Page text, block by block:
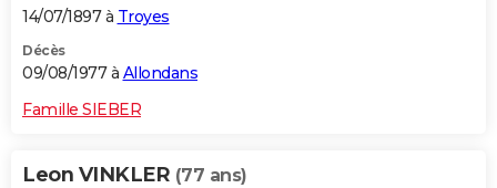
14/07/1897 à Troyes
Décès
09/08/1977 à Allondans
Famille SIEBER
Leon VINKLER (77 ans)